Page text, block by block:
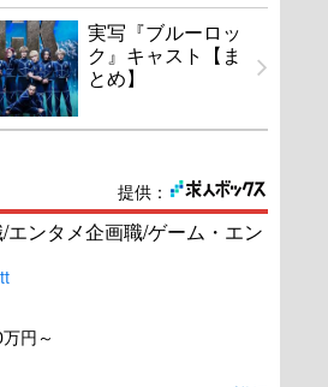
実写『ブルーロッ
ク』キャスト【ま
とめ】
提供：
エンタメ企画職/ゲーム・エン
円～